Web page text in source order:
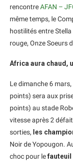
rencontreAFAN –
même temps, le
hostilités entre Stella
rouge, Onze Soeurs
Africa aura chaud,
Le dimanche 6 mars,
points) sera aux
points) au stade
vitesse après 2
sorties, les
Noir de Yopougon.
choc pour lefauteuil